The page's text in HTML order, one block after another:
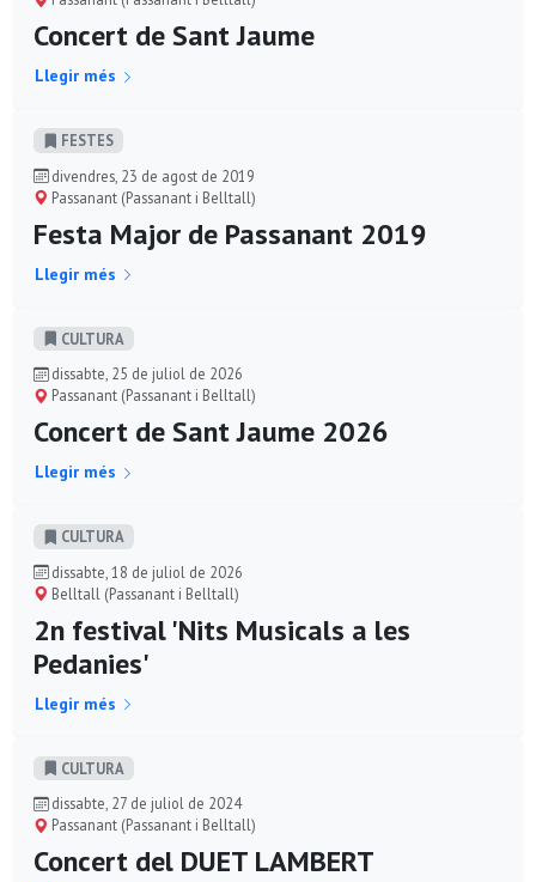
Concert de Sant Jaume
Llegir més
FESTES
divendres, 23 de agost de 2019
Passanant (Passanant i Belltall)
Festa Major de Passanant 2019
Llegir més
CULTURA
dissabte, 25 de juliol de 2026
Passanant (Passanant i Belltall)
Concert de Sant Jaume 2026
Llegir més
CULTURA
dissabte, 18 de juliol de 2026
Belltall (Passanant i Belltall)
2n festival 'Nits Musicals a les
Pedanies'
Llegir més
CULTURA
dissabte, 27 de juliol de 2024
Passanant (Passanant i Belltall)
Concert del DUET LAMBERT